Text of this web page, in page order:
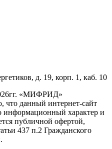
д. 19, корп. 1, каб. 10
«МИФРИД»
что данный интернет-сайт
информационный характер и
публичной офертой,
437 п.2 Гражданского